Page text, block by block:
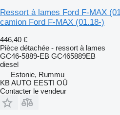
Ressort à lames Ford F-MAX
camion Ford F-MAX (01.18-)
446,40 €
Pièce détachée - ressort à lames
GC46-5889-EB GC465889EB
diesel
Estonie, Rummu
KB AUTO EESTI OÜ
Contacter le vendeur